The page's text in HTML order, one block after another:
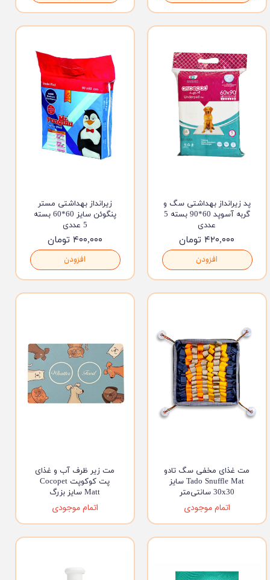
پد زیرانداز بهداشتی سگ و
گربه آسوپد 60*90 بسته 5
عددی
۴۲۰,۰۰۰ تومان
افزودن
زیرانداز بهداشتی مستر
پنگوئن سایز 60*60 بسته
5 عددی
۴۰۰,۰۰۰ تومان
افزودن
مت غذای مخفی سگ تادو
Tado Snuffle Mat سایز
30x30 سانتی‌متر
اتمام موجودی
مت زیر ظرف آب و غذای
پت کوکوپت Cocopet
Matt سایز بزرگ
اتمام موجودی